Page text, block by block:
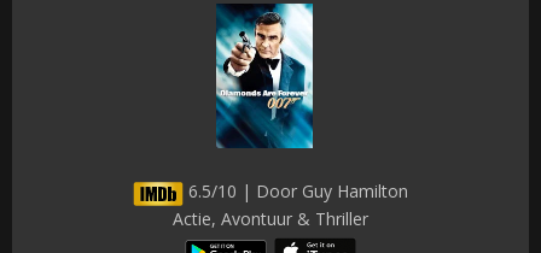
6.5/10 | Door Guy Hamilton
Actie, Avontuur & Thriller